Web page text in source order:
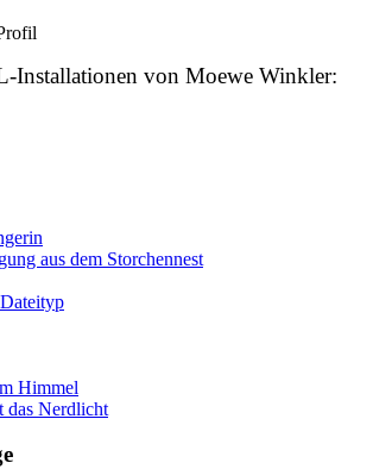
Installationen von Moewe Winkler:
aus dem Storchennest
Himmel
das Nerdlicht